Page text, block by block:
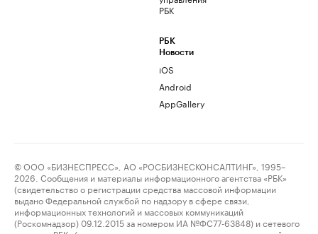
РБК
РБК
Новости
iOS
Android
AppGallery
© ООО «БИЗНЕСПРЕСС», АО «РОСБИЗНЕСКОНСАЛТИНГ», 1995–
2026. Сообщения и материалы информационного агентства «РБК»
(свидетельство о регистрации средства массовой информации
выдано Федеральной службой по надзору в сфере связи,
информационных технологий и массовых коммуникаций
(Роскомнадзор) 09.12.2015 за номером ИА №ФС77-63848) и сетевого